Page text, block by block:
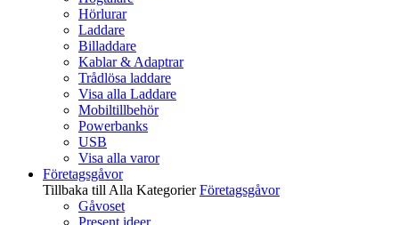
Hörlurar
Laddare
Billaddare
Kablar & Adaptrar
Trådlösa laddare
Visa alla Laddare
Mobiltillbehör
Powerbanks
USB
Visa alla varor
Företagsgåvor
Tillbaka till Alla Kategorier Företagsgåvor
Gåvoset
Present ideer